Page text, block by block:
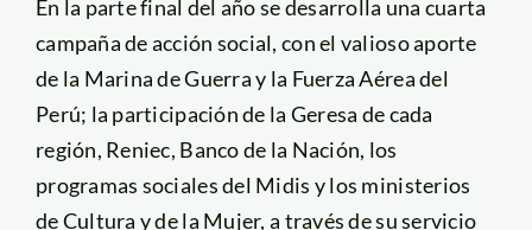
En la parte final del año se desarrolla una cuarta
campaña de acción social, con el valioso aporte
de la Marina de Guerra y la Fuerza Aérea del
Perú; la participación de la Geresa de cada
región, Reniec, Banco de la Nación, los
programas sociales del Midis y los ministerios
de Cultura y de la Mujer, a través de su servicio